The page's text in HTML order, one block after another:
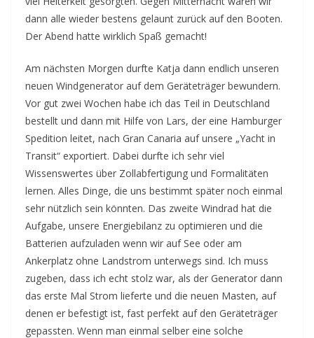
dann alle wieder bestens gelaunt zurück auf den Booten.
Der Abend hatte wirklich Spaß gemacht!
Am nächsten Morgen durfte Katja dann endlich unseren
neuen Windgenerator auf dem Geräteträger bewundern.
Vor gut zwei Wochen habe ich das Teil in Deutschland
bestellt und dann mit Hilfe von Lars, der eine Hamburger
Spedition leitet, nach Gran Canaria auf unsere „Yacht in
Transit“ exportiert. Dabei durfte ich sehr viel
Wissenswertes über Zollabfertigung und Formalitäten
lernen. Alles Dinge, die uns bestimmt später noch einmal
sehr nützlich sein könnten. Das zweite Windrad hat die
Aufgabe, unsere Energiebilanz zu optimieren und die
Batterien aufzuladen wenn wir auf See oder am
Ankerplatz ohne Landstrom unterwegs sind. Ich muss
zugeben, dass ich echt stolz war, als der Generator dann
das erste Mal Strom lieferte und die neuen Masten, auf
denen er befestigt ist, fast perfekt auf den Geräteträger
gepassten. Wenn man einmal selber eine solche